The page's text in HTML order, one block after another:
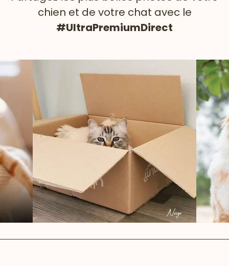
chien et de votre chat avec le
#UltraPremiumDirect